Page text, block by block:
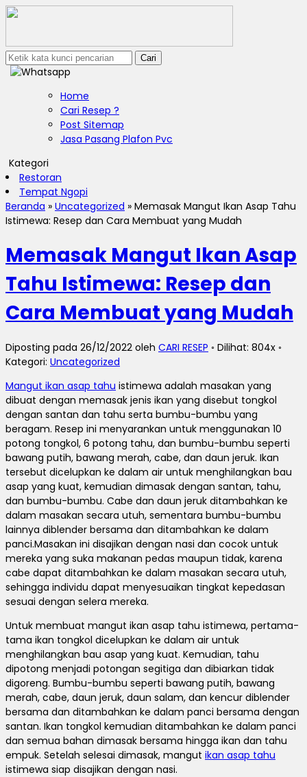
Cari
Home
Cari Resep ?
Post Sitemap
Jasa Pasang Plafon Pvc
Kategori
Restoran
Tempat Ngopi
Beranda » Uncategorized » Memasak Mangut Ikan Asap Tahu
Istimewa: Resep dan Cara Membuat yang Mudah
Memasak Mangut Ikan Asap
Tahu Istimewa: Resep dan
Cara Membuat yang Mudah
Diposting pada 26/12/2022 oleh CARI RESEP ◦ Dilihat: 804x ◦
Kategori: Uncategorized
Mangut ikan asap tahu istimewa adalah masakan yang
dibuat dengan memasak jenis ikan yang disebut tongkol
dengan santan dan tahu serta bumbu-bumbu yang
beragam. Resep ini menyarankan untuk menggunakan 10
potong tongkol, 6 potong tahu, dan bumbu-bumbu seperti
bawang putih, bawang merah, cabe, dan daun jeruk. Ikan
tersebut dicelupkan ke dalam air untuk menghilangkan bau
asap yang kuat, kemudian dimasak dengan santan, tahu,
dan bumbu-bumbu. Cabe dan daun jeruk ditambahkan ke
dalam masakan secara utuh, sementara bumbu-bumbu
lainnya diblender bersama dan ditambahkan ke dalam
panci.Masakan ini disajikan dengan nasi dan cocok untuk
mereka yang suka makanan pedas maupun tidak, karena
cabe dapat ditambahkan ke dalam masakan secara utuh,
sehingga individu dapat menyesuaikan tingkat kepedasan
sesuai dengan selera mereka.
Untuk membuat mangut ikan asap tahu istimewa, pertama-
tama ikan tongkol dicelupkan ke dalam air untuk
menghilangkan bau asap yang kuat. Kemudian, tahu
dipotong menjadi potongan segitiga dan dibiarkan tidak
digoreng. Bumbu-bumbu seperti bawang putih, bawang
merah, cabe, daun jeruk, daun salam, dan kencur diblender
bersama dan ditambahkan ke dalam panci bersama dengan
santan. Ikan tongkol kemudian ditambahkan ke dalam panci
dan semua bahan dimasak bersama hingga ikan dan tahu
empuk. Setelah selesai dimasak, mangut ikan asap tahu
istimewa siap disajikan dengan nasi.